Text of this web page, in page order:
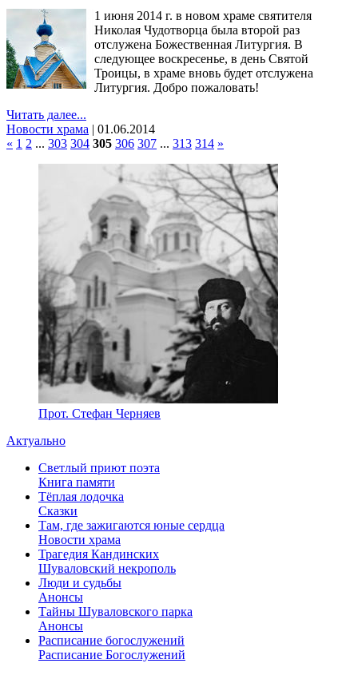
1 июня 2014 г. в новом храме святителя
Николая Чудотворца была второй раз
отслужена Божественная Литургия. В
следующее воскресенье, в день Святой
Троицы, в храме вновь будет отслужена
Литургия. Добро пожаловать!
Читать далее...
Новости храма | 01.06.2014
« 1 2 ... 303 304 305 306 307 ... 313 314 »
Прот. Стефан Черняев
Актуально
Светлый приют поэта
Книга памяти
Тёплая лодочка
Сказки
Там, где зажигаются юные сердца
Новости храма
Трагедия Кандинских
Шуваловский некрополь
Люди и судьбы
Анонсы
Тайны Шуваловского парка
Анонсы
Расписание богослужений
Расписание Богослужений